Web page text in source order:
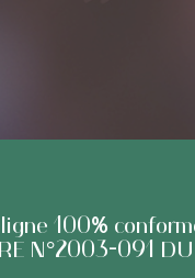
100%
N°2003-091